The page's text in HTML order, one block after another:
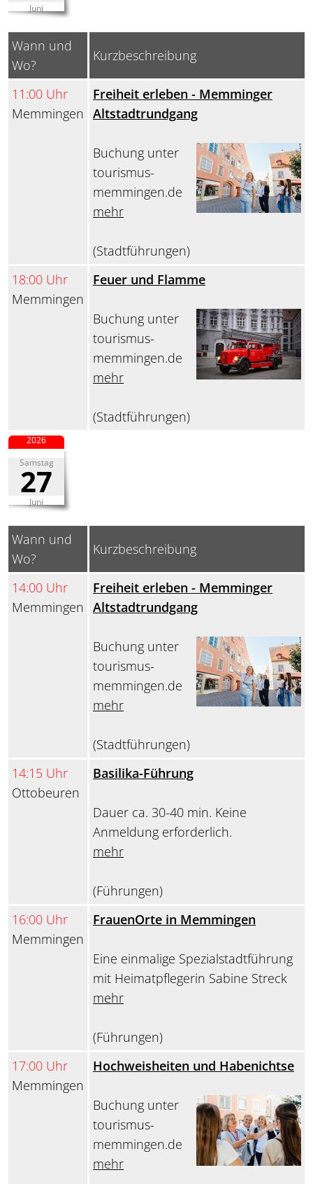
Juni
Wann und
Wo?
Kurzbeschreibung
11:00 Uhr
Memmingen
Freiheit erleben - Memminger
Altstadtrundgang
Buchung unter
tourismus-
memmingen.de
mehr
(Stadtführungen)
18:00 Uhr
Memmingen
Feuer und Flamme
Buchung unter
tourismus-
memmingen.de
mehr
(Stadtführungen)
Samstag
27
Juni
2026
Wann und
Wo?
Kurzbeschreibung
14:00 Uhr
Memmingen
Freiheit erleben - Memminger
Altstadtrundgang
Buchung unter
tourismus-
memmingen.de
mehr
(Stadtführungen)
14:15 Uhr
Ottobeuren
Basilika-Führung
Dauer ca. 30-40 min. Keine
Anmeldung erforderlich.
mehr
(Führungen)
16:00 Uhr
Memmingen
FrauenOrte in Memmingen
Eine einmalige Spezialstadtführung
mit Heimatpflegerin Sabine Streck
mehr
(Führungen)
17:00 Uhr
Memmingen
Hochweisheiten und Habenichtse
Buchung unter
tourismus-
memmingen.de
mehr